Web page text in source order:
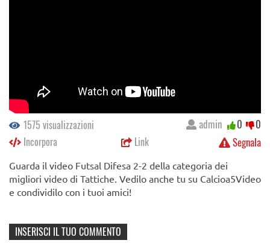
1575 visualizzazioni
Incorpora
Link Segnala
admin 0 0
Guarda il video Futsal Difesa 2-2 della categoria dei
migliori video di Tattiche. Vedilo anche tu su Calcioa5Video
e condividilo con i tuoi amici!
INSERISCI IL TUO COMMENTO